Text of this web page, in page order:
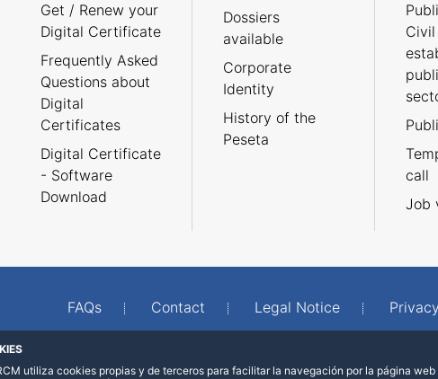
Get / Renew your
Digital Certificate
Frequently Asked
Questions about
Digital
Certificates
Digital Certificate
- Software
Download
Dossiers
available
Corporate
Identity
History of the
Peseta
call
Job
FAQs Contact Legal Notice
utiliza cookies propias y de terceros para facilitar la navegación por la página